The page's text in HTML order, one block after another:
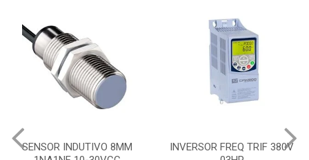
SENSOR INDUTIVO 8MM
INVERSOR FREQ TRIF 380V